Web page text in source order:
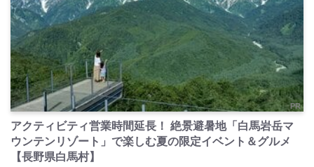
PR
アクティビティ営業時間延長！ 絶景避暑地「白馬岩岳マ
ウンテンリゾート」で楽しむ夏の限定イベント＆グルメ
【長野県白馬村】